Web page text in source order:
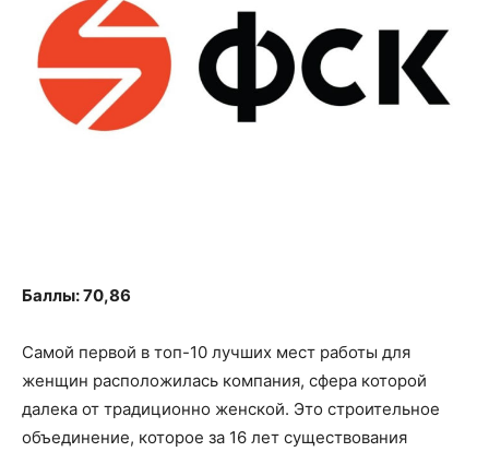
Баллы: 70,86
Самой первой в топ-10 лучших мест работы для
женщин расположилась компания, сфера которой
далека от традиционно женской. Это строительное
объединение, которое за 16 лет существования